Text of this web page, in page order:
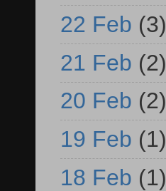
22 Feb (3)
21 Feb (2)
20 Feb (2)
19 Feb (1)
18 Feb (1)